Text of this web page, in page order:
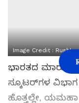
Image Credit :
ಭಾರತದ
ಸ್ಕೂಟರ್‌ಗಳ
ಹೊತ್ತಲ್ಲೇ,